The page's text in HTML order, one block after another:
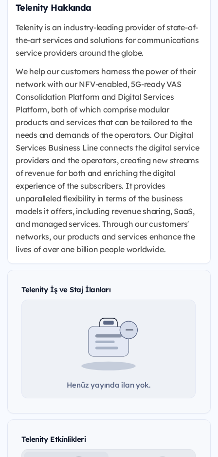
Telenity Hakkında
Telenity is an industry-leading provider of state-of-
the-art services and solutions for communications
service providers around the globe.
We help our customers harness the power of their
network with our NFV-enabled, 5G-ready VAS
Consolidation Platform and Digital Services
Platform, both of which comprise modular
products and services that can be tailored to the
needs and demands of the operators. Our Digital
Services Business Line connects the digital service
providers and the operators, creating new streams
of revenue for both and enriching the digital
experience of the subscribers. It provides
unparalleled flexibility in terms of the business
models it offers, including revenue sharing, SaaS,
and managed services. Through our customers'
networks, our products and services enhance the
lives of over one billion people worldwide.
Telenity İş ve Staj İlanları
Henüz yayında ilan yok.
Telenity Etkinlikleri